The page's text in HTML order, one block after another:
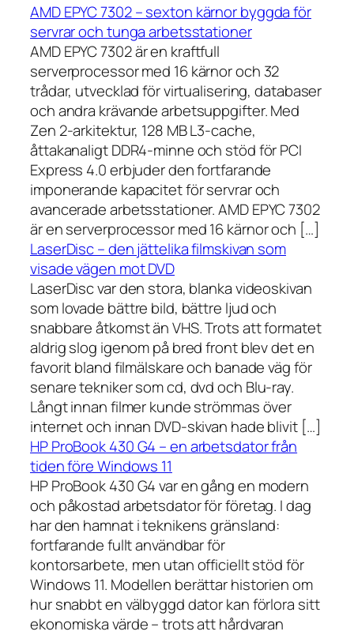
AMD EPYC 7302 – sexton kärnor byggda för
servrar och tunga arbetsstationer
AMD EPYC 7302 är en kraftfull
serverprocessor med 16 kärnor och 32
trådar, utvecklad för virtualisering, databaser
och andra krävande arbetsuppgifter. Med
Zen 2-arkitektur, 128 MB L3-cache,
åttakanaligt DDR4-minne och stöd för PCI
Express 4.0 erbjuder den fortfarande
imponerande kapacitet för servrar och
avancerade arbetsstationer. AMD EPYC 7302
är en serverprocessor med 16 kärnor och […]
LaserDisc – den jättelika filmskivan som
visade vägen mot DVD
LaserDisc var den stora, blanka videoskivan
som lovade bättre bild, bättre ljud och
snabbare åtkomst än VHS. Trots att formatet
aldrig slog igenom på bred front blev det en
favorit bland filmälskare och banade väg för
senare tekniker som cd, dvd och Blu-ray.
Långt innan filmer kunde strömmas över
internet och innan DVD-skivan hade blivit […]
HP ProBook 430 G4 – en arbetsdator från
tiden före Windows 11
HP ProBook 430 G4 var en gång en modern
och påkostad arbetsdator för företag. I dag
har den hamnat i teknikens gränsland:
fortfarande fullt användbar för
kontorsarbete, men utan officiellt stöd för
Windows 11. Modellen berättar historien om
hur snabbt en välbyggd dator kan förlora sitt
ekonomiska värde – trots att hårdvaran